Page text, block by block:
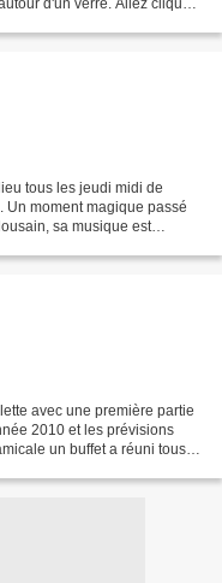
tous les jeudi midi de
Un moment magique passé
sa musique est
avec une première partie
2010 et les prévisions
un buffet a réuni tous